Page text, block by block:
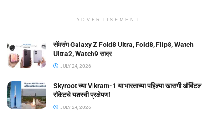
ADVERTISEMENT
सॅमसंग Galaxy Z Fold8 Ultra, Fold8, Flip8, Watch
Ultra2, Watch9 सादर
JULY 24, 2026
Skyroot च्या Vikram-1 या भारताच्या पहिल्या खासगी ऑर्बिटल
रॉकेटचे यशस्वी प्रक्षेपण!
JULY 24, 2026